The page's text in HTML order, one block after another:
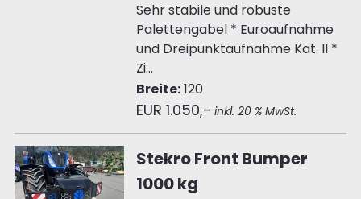
Sehr stabile und robuste
Palettengabel * Euroaufnahme
und Dreipunktaufnahme Kat. II *
Zi...
Breite:120
EUR 1.050,- inkl. 20 % MwSt.
Stekro Front Bumper
1000 kg